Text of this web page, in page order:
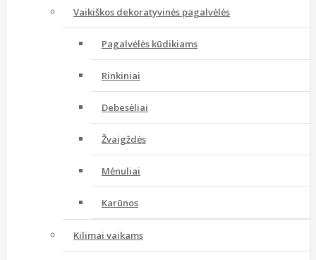
Vaikiškos dekoratyvinės pagalvėlės
Pagalvėlės kūdikiams
Rinkiniai
Debesėliai
Žvaigždės
Mėnuliai
Karūnos
Kilimai vaikams